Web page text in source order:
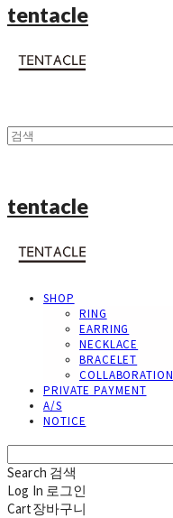
tentacle
tentacle
SHOP
RING
EARRING
NECKLACE
BRACELET
COLLABORATION
PRIVATE PAYMENT
A/S
NOTICE
Search 검색
Log In 로그인
Cart장바구니